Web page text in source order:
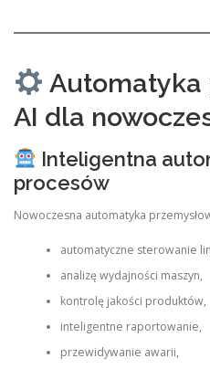
Automatyka
AI dla
Inteligentna
procesów
Nowoczesna automatyka
automatyczne sterowanie
analizę wydajności maszyn,
kontrolę jakości produktów,
inteligentne raportowanie,
przewidywanie awarii,